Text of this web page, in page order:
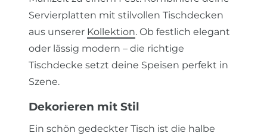
Servierplatten mit stilvollen Tischdecken
aus unserer Kollektion. Ob festlich elegant
oder lässig modern – die richtige
Tischdecke setzt deine Speisen perfekt in
Szene.
Dekorieren mit Stil
Ein schön gedeckter Tisch ist die halbe